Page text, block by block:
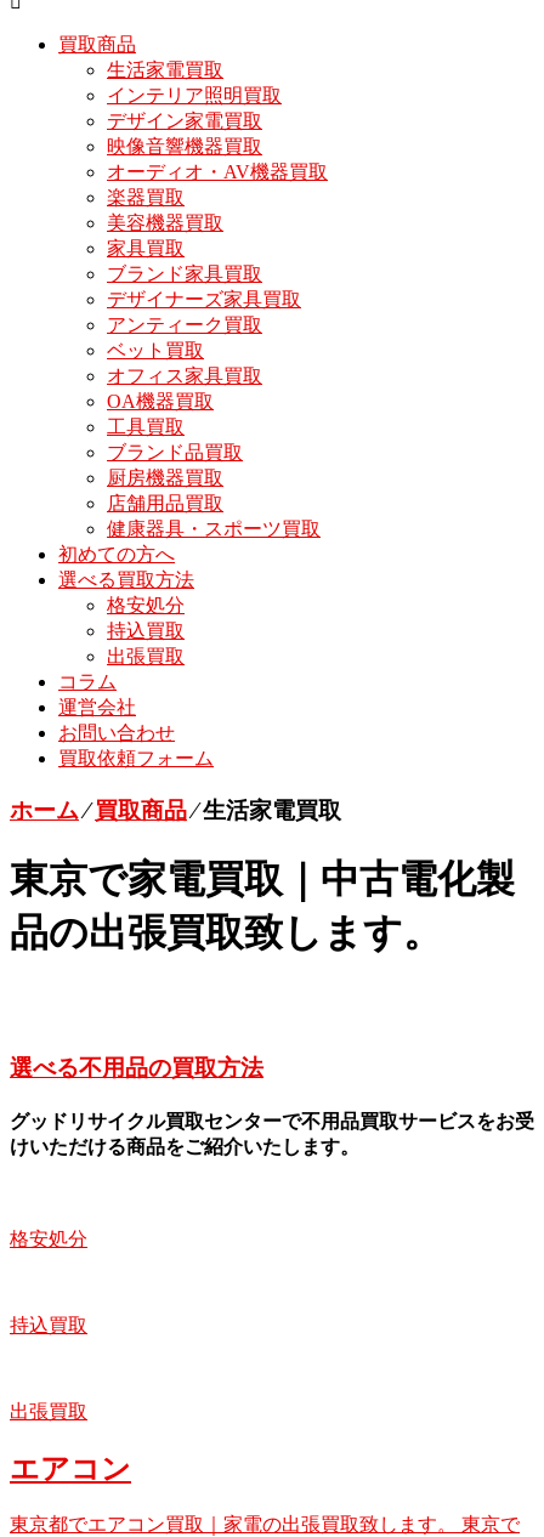
買取商品
生活家電買取
インテリア照明買取
デザイン家電買取
映像音響機器買取
オーディオ・AV機器買取
楽器買取
美容機器買取
家具買取
ブランド家具買取
デザイナーズ家具買取
アンティーク買取
ベット買取
オフィス家具買取
OA機器買取
工具買取
ブランド品買取
厨房機器買取
店舗用品買取
健康器具・スポーツ買取
初めての方へ
選べる買取方法
格安処分
持込買取
出張買取
コラム
運営会社
お問い合わせ
買取依頼フォーム
ホーム⁄買取商品⁄生活家電買取
東京で家電買取｜中古電化製
品の出張買取致します。
選べる不用品の買取方法
グッドリサイクル買取センターで不用品買取サービスをお受
けいただける商品をご紹介いたします。
格安処分
持込買取
出張買取
エアコン
東京都でエアコン買取｜家電の出張買取致します。 東京で